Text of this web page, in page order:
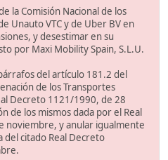
la Comisión Nacional de los
Unauto VTC y de Uber BV en
y desestimar en su
por Maxi Mobility Spain, S.L.U.
del artículo 181.2 del
de los Transportes
Decreto 1121/1990, de 28
de los mismos dada por el Real
noviembre, y anular igualmente
del citado Real Decreto